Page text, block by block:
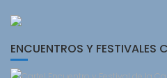
ENCUENTROS Y FESTIVALES